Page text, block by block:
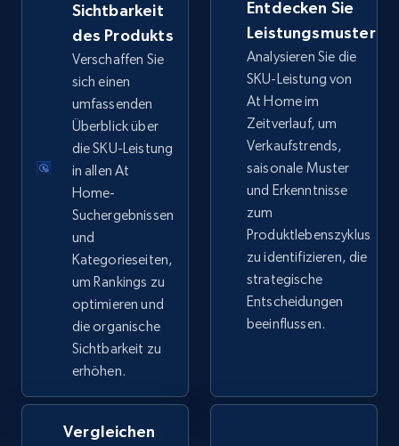
eBay - Collect records by category
URL, Product id, Title, Seller name, Seller rating,
Seller reviews, Breadcrumbs, Root category, and
more.
2.5K+ 359+ Jetzt anfangen
Google Shopping
URL, Product id, Title, Product description,
Rating, Reviews count, Images, Variations, and
more.
2.4K+ 199+
Google Shopping - collects products from
Sichtbarkeit
des Produkts
Verschaffen Sie
sich einen
umfassenden
Überblick über
die SKU-Leistung
in allen At
Home-
Suchergebnissen
und
Kategorieseiten,
um Rankings zu
optimieren und
die organische
Sichtbarkeit zu
erhöhen.
Entdecken Sie
Leistungsmuster
Analysieren Sie die
SKU-Leistung von
At Home im
Zeitverlauf, um
Verkaufstrends,
saisonale Muster
und Erkenntnisse
zum
Produktlebenszyklus
zu identifizieren, die
strategische
Entscheidungen
beeinflussen.
Vergleichen